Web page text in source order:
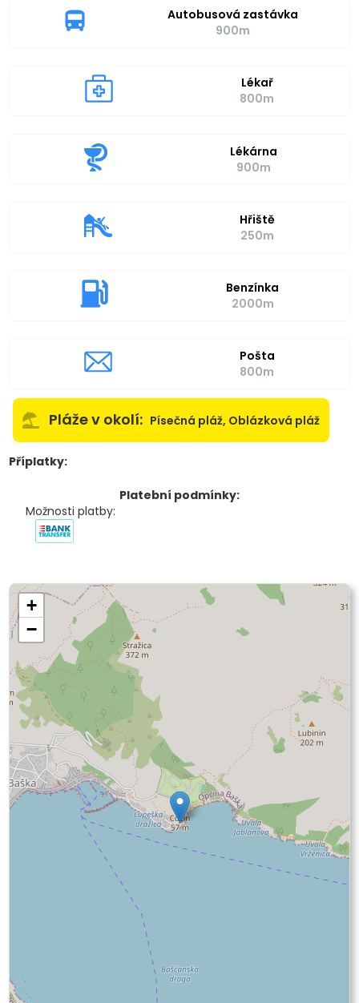
Autobusová zastávka
900m
Lékař
800m
Lékárna
900m
Hřiště
250m
Benzínka
2000m
Pošta
800m
Pláže v okolí: Písečná pláž, Oblázková pláž
Příplatky:
Platební podmínky:
Možnosti platby:
+
−